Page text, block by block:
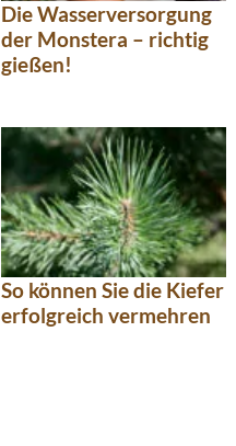
Die Wasserversorgung
der Monstera – richtig
gießen!
So können Sie die Kiefer
erfolgreich vermehren